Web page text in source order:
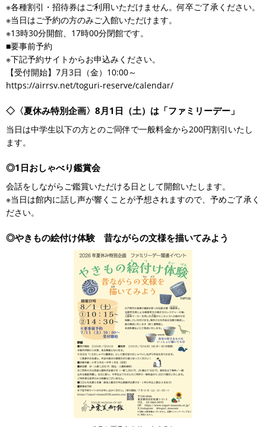
※各種割引・招待券はご利用いただけません。何卒ご了承ください。
※当日はご予約の方のみご入館いただけます。
※13時30分開館、17時00分閉館です。
■要事前予約
※下記予約サイトからお申込みください。
【受付開始】7月3日（金）10:00～
https://airrsv.net/toguri-reserve/calendar/
◇〈夏休み特別企画〉8月1日（土）は「ファミリーデー」
当日は中学生以下の方とのご同伴で一般料金から200円割引いたし
ます。
◎1日おしゃべり鑑賞会
会話をしながらご鑑賞いただける日として開館いたします。
※当日は館内に話し声が響くことが予想されますので、予めご了承く
ださい。
◎やきもの絵付け体験 昔ながらの文様を描いてみよう